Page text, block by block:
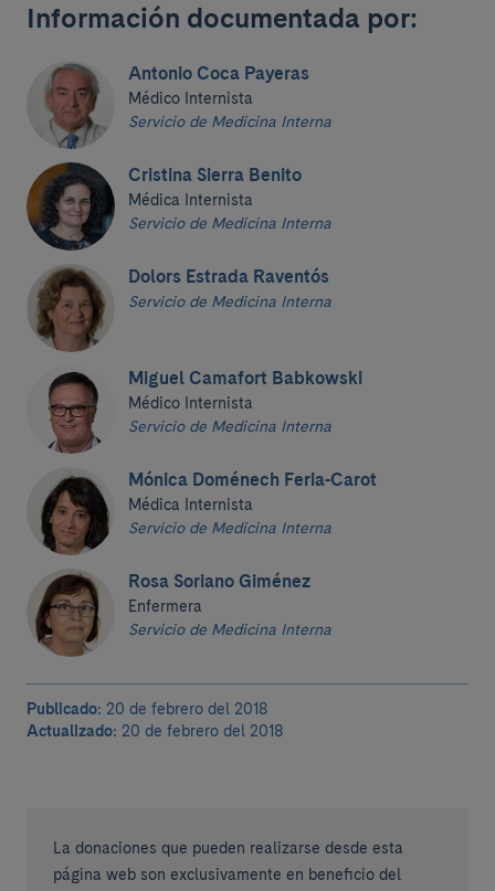
Información documentada por:
Antonio Coca Payeras
Médico Internista
Servicio de Medicina Interna
Cristina Sierra Benito
Médica Internista
Servicio de Medicina Interna
Dolors Estrada Raventós
Servicio de Medicina Interna
Miguel Camafort Babkowski
Médico Internista
Servicio de Medicina Interna
Mónica Doménech Feria-Carot
Médica Internista
Servicio de Medicina Interna
Rosa Soriano Giménez
Enfermera
Servicio de Medicina Interna
Publicado: 20 de febrero del 2018
Actualizado: 20 de febrero del 2018
La donaciones que pueden realizarse desde esta
página web son exclusivamente en beneficio del